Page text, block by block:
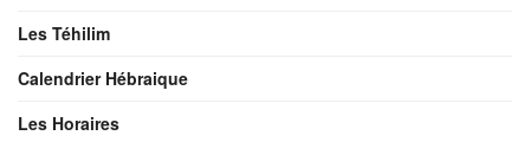
Les Téhilim
Calendrier Hébraique
Les Horaires